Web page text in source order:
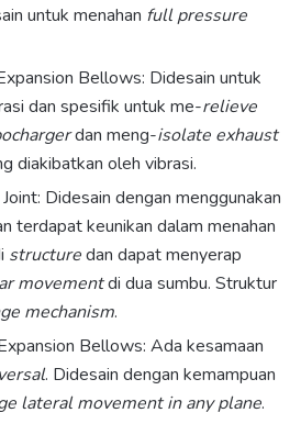
untuk menahan full pressure
Bellows: Didesain untuk
dan spesifik untuk me-relieve
dan meng-isolate exhaust
diakibatkan oleh vibrasi.
Didesain dengan menggunakan
terdapat keunikan dalam menahan
structuredan dapat menyerap
movementdi dua sumbu. Struktur
mechanism.
Bellows: Ada kesamaan
. Didesain dengan kemampuan
lateral movement in any plane.